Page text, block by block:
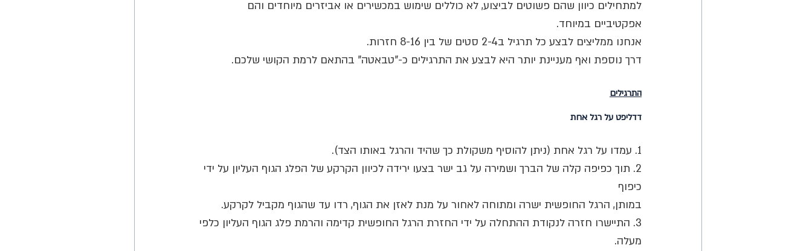
למתחילים כיוון שהם פשוטים לביצוע, לא כוללים שימוש במכשירים או אביזרים מיוחדים והם
אפקטיביים במיוחד.
אנחנו ממליצים לבצע כל תרגיל ב2-4 סטים של בין 8-16 חזרות.
דרך נוספת ואף מעניינת יותר היא לבצע את התרגילים כ-"טבאטה" בהתאם לרמת הקושי שלכם.
התרגילים
דדליפט על רגל אחת
1. עמדו על רגל אחת (ניתן להוסיף משקולת כך שהיד והרגל באותו הצד).
2. תוך כפיפה קלה של הברך ושמירה על גב ישר בצעו ירידה לכיוון הקרקע של הפלג הגוף העליון על ידי
כיפוף
במותן, הרגל החופשית ישרה ומתוחה לאחור על מנת לאזן את הגוף, רדו עד שהגוף מקביל לקרקע.
3. התיישרו חזרה לנקודת ההתחלה על ידי החזרת הרגל החופשית קדימה והרמת פלג הגוף העליון כלפי
מעלה.